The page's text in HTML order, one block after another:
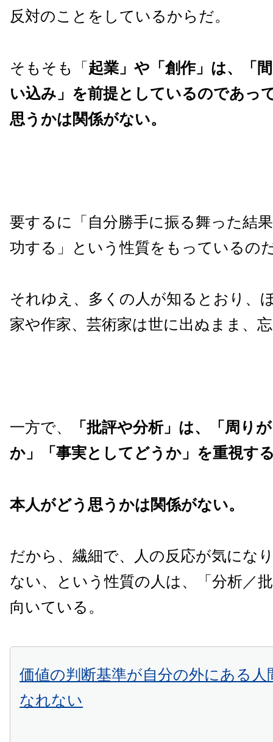
反対のことをしているからだ。
そもそも「起業」や「創作」は、「
い込み」を前提としているのであっ
思うかは関係がない。
要するに「自分勝手に振る舞った結
功する」という性質をもっているの
それゆえ、多くの人が知るとおり、
家や作家、芸術家は世に出ぬまま、
一方で、
「批評や分析」は、「周り
か」「事実としてどうか」を重視す
本人がどう思うかは関係がない。
だから、繊細で、人の反応が気にな
ない、という性質の人は、「分析／
向いている。
価値の判断基準が自分の外にある人
なれない